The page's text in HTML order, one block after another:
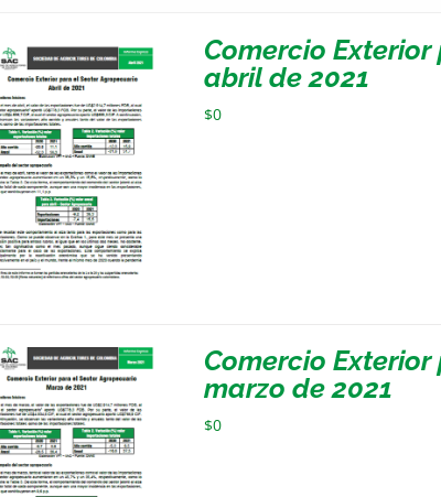
Comercio
abril de 2021
$0
Comercio
marzo de 2021
$0